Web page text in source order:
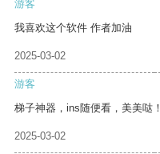
游客
我喜欢这个软件 作者加油
2025-03-02
游客
梯子神器，ins随便看，美美哒！
2025-03-02